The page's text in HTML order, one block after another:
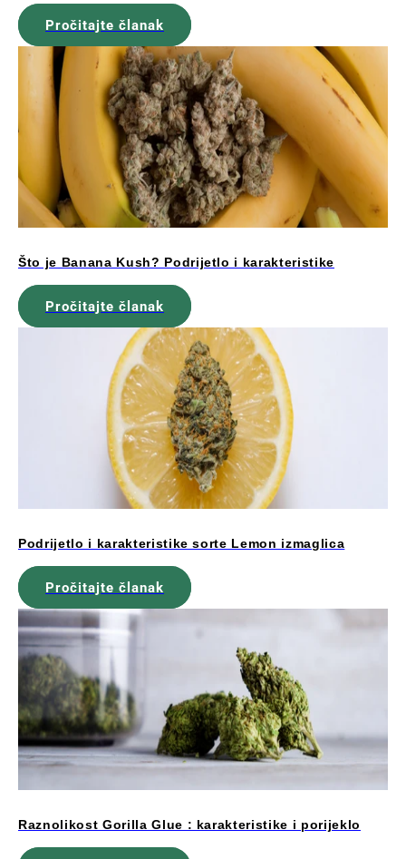
Pročitajte članak
Što je Banana Kush? Podrijetlo i karakteristike
Pročitajte članak
Podrijetlo i karakteristike sorte Lemon izmaglica
Pročitajte članak
Raznolikost Gorilla Glue : karakteristike i porijeklo